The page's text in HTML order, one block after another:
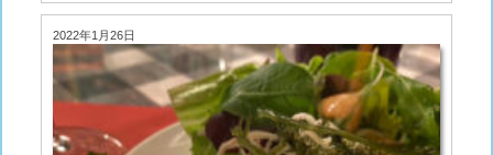
2022年1月26日